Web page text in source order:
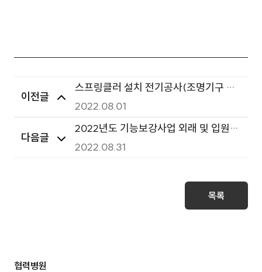
이전글
스프링클러 설치 전기공사(조명기구 교
체 등)경쟁 입찰 시행
2022.08.01
다음글
2022년도 기능보강사업 외래 및 입원병
동 승강기 교체공사 입찰
2022.08.31
목록
협력병원